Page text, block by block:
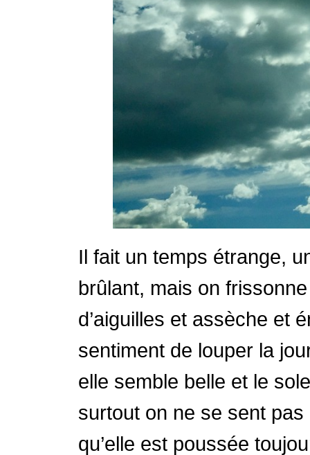
Il fait un temps étrange,
brûlant, mais on
d’aiguilles et assèche et
sentiment de louper la
elle semble belle et le
surtout on ne se sent
qu’elle est poussée